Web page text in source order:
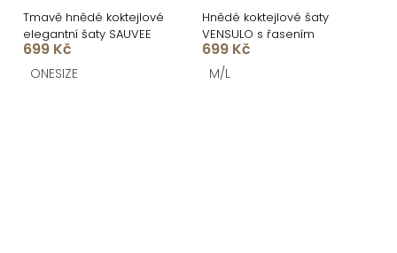
Tmavě hnědé koktejlové
elegantní šaty SAUVEE
699 Kč
ONESIZE
Hnědé koktejlové šaty
VENSULO s řasením
699 Kč
M/L